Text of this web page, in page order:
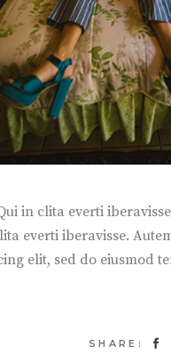
in clita everti
everti iberavisse.
elit, sed do eiusmod
SHARE: